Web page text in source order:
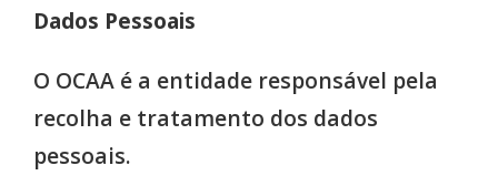
Dados Pessoais
O OCAA é a entidade responsável pela
recolha e tratamento dos dados
pessoais.